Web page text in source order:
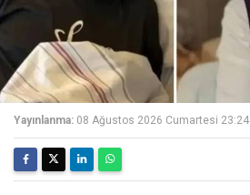
Yayınlanma: 08 Ağustos 2026 Cumartesi 23:24